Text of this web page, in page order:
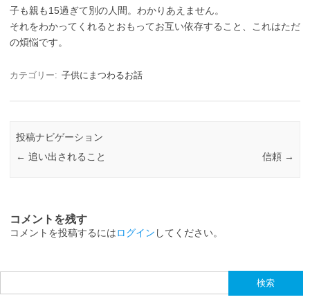
子も親も15過ぎて別の人間。わかりあえません。
それをわかってくれるとおもってお互い依存すること、これはただ
の煩悩です。
カテゴリー: 子供にまつわるお話
投稿ナビゲーション
← 追い出されること 信頼 →
コメントを残す
コメントを投稿するにはログイン してください。
索: